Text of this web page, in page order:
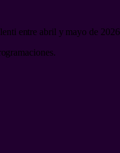
entre abril y mayo de